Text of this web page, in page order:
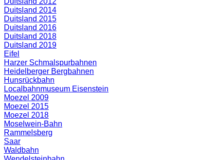
Duitsland 2014
Duitsland 2015
Duitsland 2016
Duitsland 2018
Duitsland 2019
Eifel
Harzer Schmalspurbahnen
Heidelberger Bergbahnen
Hunsrückbahn
Localbahnmuseum Eisenstein
Moezel 2009
Moezel 2015
Moezel 2018
Moselwein-Bahn
Rammelsberg
Saar
Waldbahn